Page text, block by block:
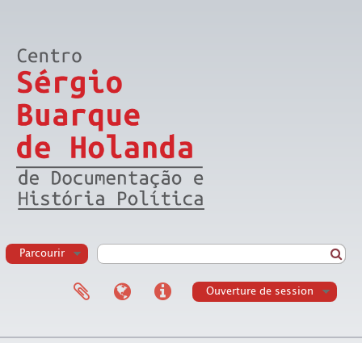
Parcourir
Ouverture de session